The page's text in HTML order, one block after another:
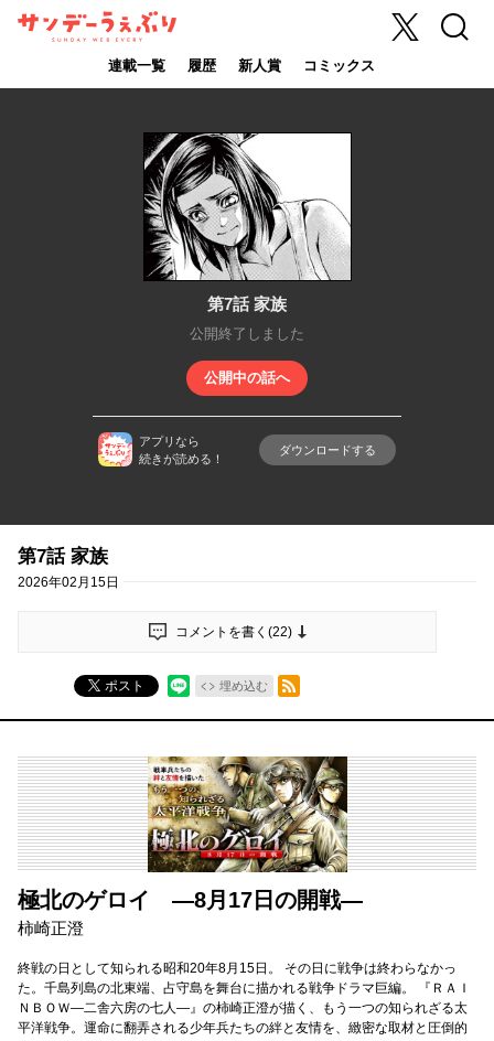
サンデーうぇ
連載一覧 履歴 新人賞 コミックス
X 検索
第7話 家族
公開終了しました
公開中の話へ
アプリなら
続きが読める！
ダウンロードする
第7話 家族
2026年02月15日
コメントを書く(22)
ポスト 埋め込む
RSSフィード
極北のゲロイ ―8月17日の開戦―
柿崎正澄
終戦の日として知られる昭和20年8月15日。 その日に戦争は終わらなかっ
た。千島列島の北東端、占守島を舞台に描かれる戦争ドラマ巨編。 『ＲＡＩ
ＮＢＯＷ―二舎六房の七人―』の柿崎正澄が描く、もう一つの知られざる太
平洋戦争。運命に翻弄される少年兵たちの絆と友情を、緻密な取材と圧倒的